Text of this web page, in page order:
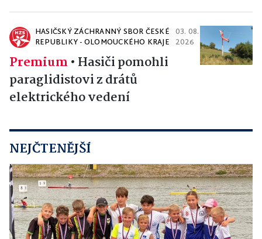
HASIČSKÝ ZÁCHRANNÝ SBOR ČESKÉ
REPUBLIKY - OLOMOUCKÉHO KRAJE
03. 08.
2026
Premium • Hasiči pomohli
paraglidistovi z drátů
elektrického vedení
NEJČTENĚJŠÍ